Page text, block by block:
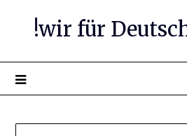
!wir für